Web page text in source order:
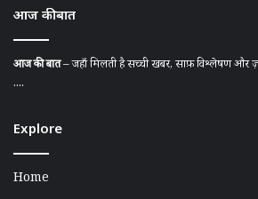
आज की बात
आज की बात– जहाँ मिलती है सच्ची खबर, साफ़ विश्लेषण और
....
Explore
Home